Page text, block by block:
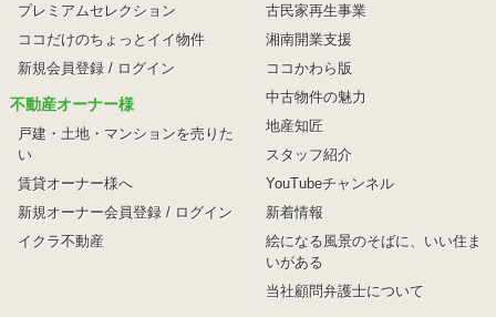
プレミアムセレクション
ココだけのちょっとイイ物件
新規会員登録 / ログイン
不動産オーナー様
戸建・土地・マンションを売りた
い
賃貸オーナー様へ
新規オーナー会員登録 / ログイン
イクラ不動産
古民家再生事業
湘南開業支援
ココかわら版
中古物件の魅力
地産知匠
スタッフ紹介
YouTubeチャンネル
新着情報
絵になる風景のそばに、 いい住ま
いがある
当社顧問弁護士について